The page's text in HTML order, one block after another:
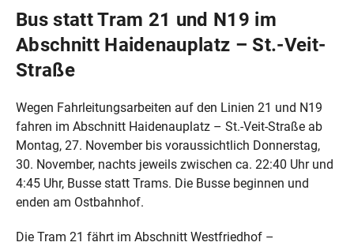
Bus statt Tram 21 und N19 im
Abschnitt Haidenauplatz – St.-Veit-
Straße
Wegen Fahrleitungsarbeiten auf den Linien 21 und N19
fahren im Abschnitt Haidenauplatz – St.-Veit-Straße ab
Montag, 27. November bis voraussichtlich Donnerstag,
30. November, nachts jeweils zwischen ca. 22:40 Uhr und
4:45 Uhr, Busse statt Trams. Die Busse beginnen und
enden am Ostbahnhof.
Die Tram 21 fährt im Abschnitt Westfriedhof –